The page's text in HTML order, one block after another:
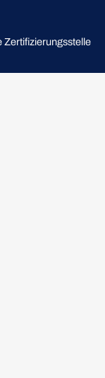
Zertifizierungsstelle